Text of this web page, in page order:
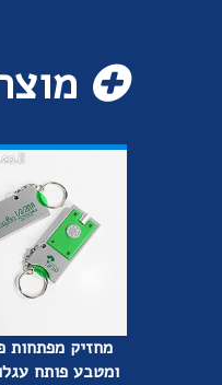
מחזיק מפתחות
ומטבע פותח